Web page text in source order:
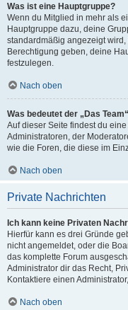
Was ist eine Hauptgruppe?
Wenn du Mitglied in mehr als
Hauptgruppe dazu, deine
standardmäßig angezeigt
Berechtigung geben, deine
festzulegen.
Nach oben
Was bedeutet der „Das
Auf dieser Seite findest du
Administratoren, der
wie die Foren, die diese im
Nach oben
Private Nachrichten
Ich kann keine Privaten
Hierfür kann es drei Gründe
nicht angemeldet, oder die
das komplette Forum
Administrator dir das Recht,
Kontaktiere einen
Nach oben